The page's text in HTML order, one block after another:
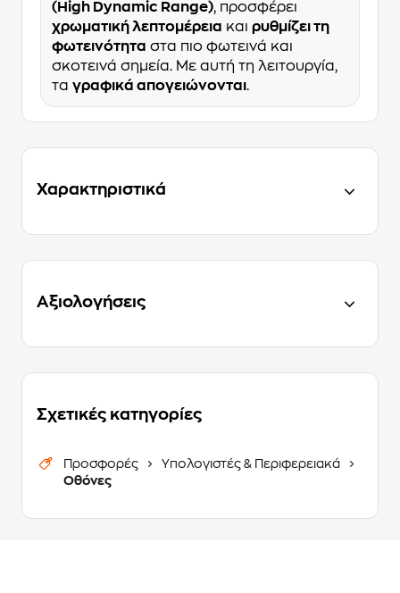
(High Dynamic Range), προσφέρει
χρωματική λεπτομέρεια και ρυθμίζει τη
φωτεινότητα στα πιο φωτεινά και
σκοτεινά σημεία. Με αυτή τη λειτουργία,
τα γραφικά απογειώνονται.
Χαρακτηριστικά
Αξιολογήσεις
Σχετικές κατηγορίες
Προσφορές
Υπολογιστές & Περιφερειακά
Oθόνες